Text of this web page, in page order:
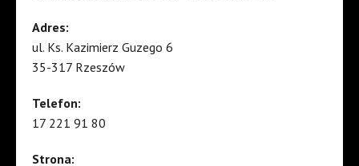
Adres:
ul. Ks. Kazimierz Guzego 6
35-317 Rzeszów
Telefon:
17 221 91 80
Strona: